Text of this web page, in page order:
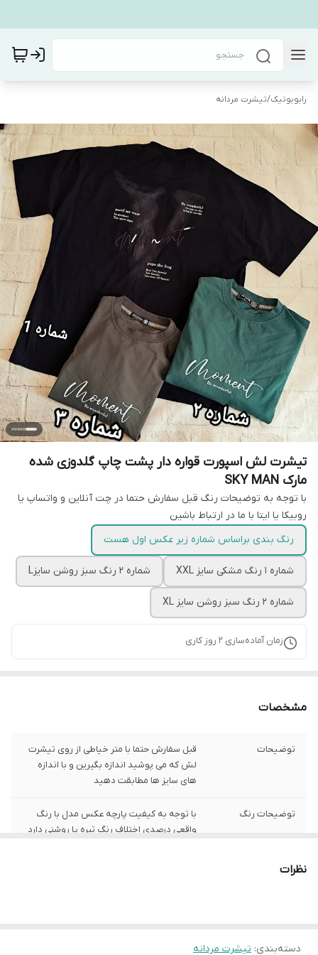
رابوبوتیک/تیشرت مردانه
تیشرت لش اسپورت قواره دار پشت چاپ گلدوزی شده
مارک SKY MAN
با توجه به توضیحات رنگ قبل سفارش حتما در چت آنلاین و واتساپ یا
روبیکا یا ایتا با ما در ارتباط باشین
رنگ بندی براساس شماره زیر عکس اول هست
شماره 1 رنگ مشکی سایز XXL شماره 2 رنگ سبز روشن سایزL
شماره 2 رنگ سبز روشن سایز XL
زمان آماده‌سازی 2 روز کاری
مشخصات
توضیحات
قبل سفارش حتما با متر خیاطی از روی تیشرت
لش که می پوشید اندازه بگیرین و با اندازه
های سایز ها مطابقت دهید
توضیحات رنگ
با توجه به کیفیت پارچه عکس مدل با رنگ
واقعی درصدی اختلاف رنگ تیره یا روشنی دارد
شیوه اندازه گیری
سایز XL
نظرات
دسته‌بندی: تیشرت مردانه